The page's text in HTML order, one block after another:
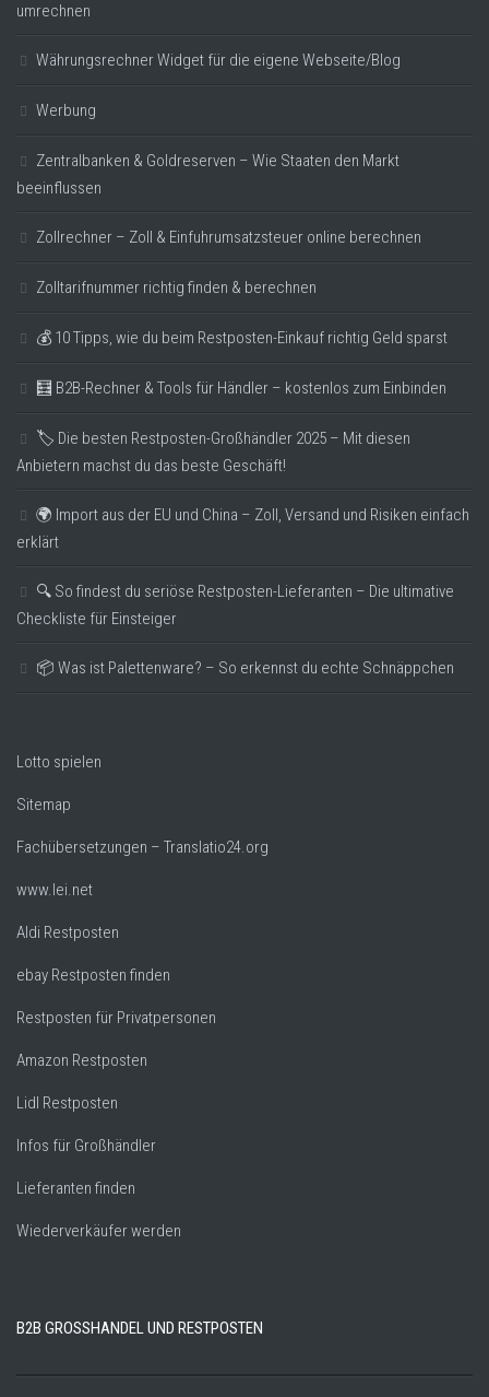
umrechnen
Währungsrechner Widget für die eigene Webseite/Blog
Werbung
Zentralbanken & Goldreserven – Wie Staaten den Markt
beeinflussen
Zollrechner – Zoll & Einfuhrumsatzsteuer online berechnen
Zolltarifnummer richtig finden & berechnen
💰 10 Tipps, wie du beim Restposten-Einkauf richtig Geld sparst
🧮 B2B-Rechner & Tools für Händler – kostenlos zum Einbinden
🏷️ Die besten Restposten-Großhändler 2025 – Mit diesen
Anbietern machst du das beste Geschäft!
🌍 Import aus der EU und China – Zoll, Versand und Risiken einfach
erklärt
🔍 So findest du seriöse Restposten-Lieferanten – Die ultimative
Checkliste für Einsteiger
📦 Was ist Palettenware? – So erkennst du echte Schnäppchen
Lotto spielen
Sitemap
Fachübersetzungen – Translatio24.org
www.lei.net
Aldi Restposten
ebay Restposten finden
Restposten für Privatpersonen
Amazon Restposten
Lidl Restposten
Infos für Großhändler
Lieferanten finden
Wiederverkäufer werden
B2B GROSSHANDEL UND RESTPOSTEN